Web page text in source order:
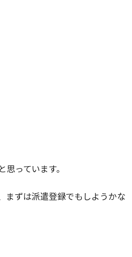
っています。
まずは派遣登録でもしようかな